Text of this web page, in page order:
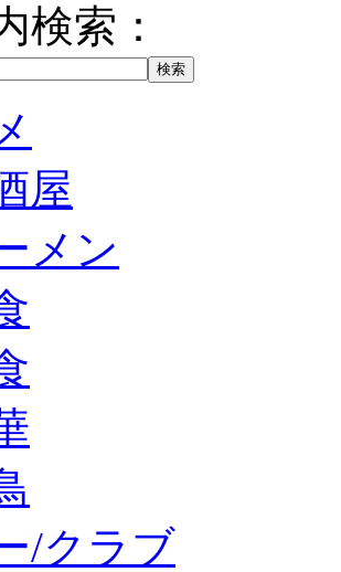
検索：
屋
メン
/クラブ